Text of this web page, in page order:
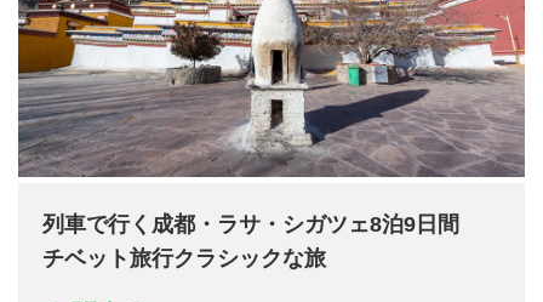
列車で行く成都・ラサ・シガツェ8泊9日間
チベット旅行クラシックな旅